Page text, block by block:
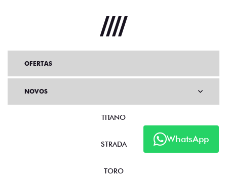
WhatsApp
OFERTAS
NOVOS
TITANO
STRADA
TORO